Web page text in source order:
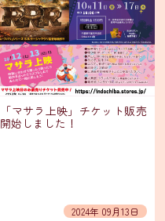
「マサラ上映」チケット販売
開始しました！
2024年 09月13日